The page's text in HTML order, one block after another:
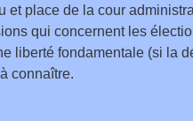
et place de la cour
qui concernent les
liberté fondamentale (si la
connaître.